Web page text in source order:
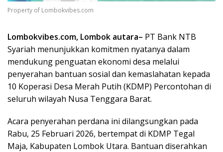
Property of Lombokvibes.com
Lombokvibes.com, Lombok autara– PT Bank NTB
Syariah menunjukkan komitmen nyatanya dalam
mendukung penguatan ekonomi desa melalui
penyerahan bantuan sosial dan kemaslahatan kepada
10 Koperasi Desa Merah Putih (KDMP) Percontohan di
seluruh wilayah Nusa Tenggara Barat.
Acara penyerahan perdana ini dilangsungkan pada
Rabu, 25 Februari 2026, bertempat di KDMP Tegal
Maja, Kabupaten Lombok Utara. Bantuan diserahkan